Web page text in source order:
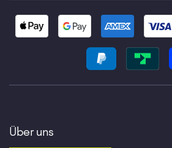
Über uns